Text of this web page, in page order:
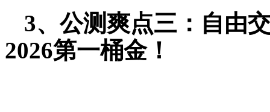
3、公测爽点三：自由
2026第一桶金！